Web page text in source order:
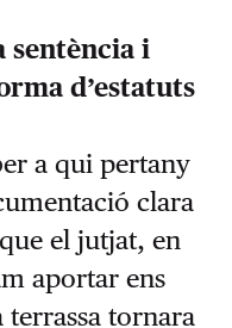
sentència i
d’estatuts
a qui pertany
clara
el jutjat, en
aportar ens
tornara